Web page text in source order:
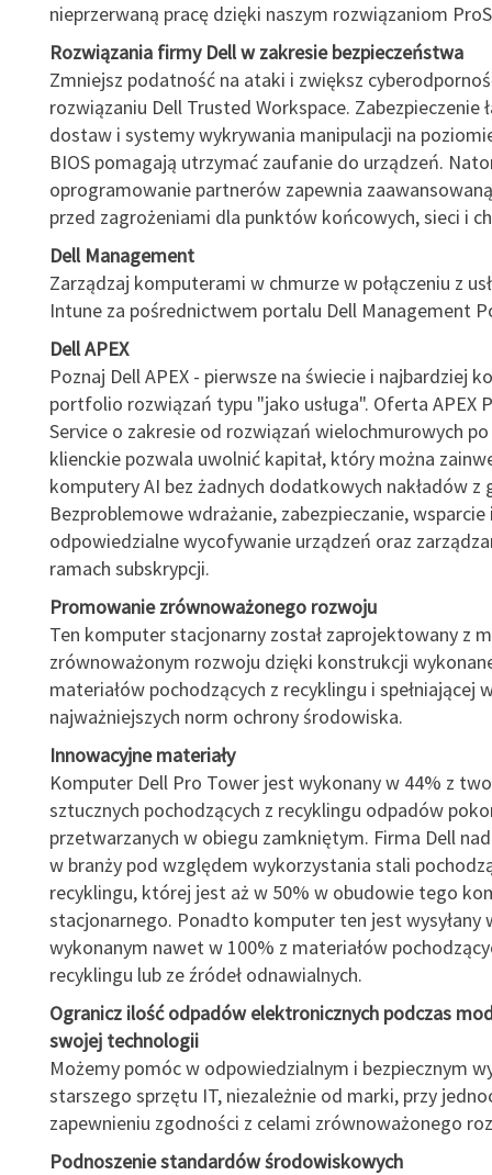
nieprzerwaną pracę dzięki naszym rozwiązaniom
Rozwiązania firmy Dell w zakresie bezpieczeństwa
Zmniejsz podatność na ataki i zwiększ
rozwiązaniu Dell Trusted Workspace. Zabezpieczenie
dostaw i systemy wykrywania manipulacji na
BIOS pomagają utrzymać zaufanie do urządzeń.
oprogramowanie partnerów zapewnia
przed zagrożeniami dla punktów końcowych, sieci i
Dell Management
Zarządzaj komputerami w chmurze w połączeniu z
Intune za pośrednictwem portalu Dell Management
Dell APEX
Poznaj Dell APEX - pierwsze na świecie i najbardziej
portfolio rozwiązań typu "jako usługa". Oferta APEX
Service o zakresie od rozwiązań wielochmurowych
klienckie pozwala uwolnić kapitał, który można
komputery AI bez żadnych dodatkowych nakładów z
Bezproblemowe wdrażanie, zabezpieczanie, wsparcie
odpowiedzialne wycofywanie urządzeń oraz
ramach subskrypcji.
Promowanie zrównoważonego rozwoju
Ten komputer stacjonarny został zaprojektowany z
zrównoważonym rozwoju dzięki konstrukcji
materiałów pochodzących z recyklingu i spełniającej
najważniejszych norm ochrony środowiska.
Innowacyjne materiały
Komputer Dell Pro Tower jest wykonany w 44% z
sztucznych pochodzących z recyklingu odpadów
przetwarzanych w obiegu zamkniętym. Firma Dell
w branży pod względem wykorzystania stali
recyklingu, której jest aż w 50% w obudowie tego
stacjonarnego. Ponadto komputer ten jest wysyłany
wykonanym nawet w 100% z materiałów
recyklingu lub ze źródeł odnawialnych.
Ogranicz ilość odpadów elektronicznych podczas
swojej technologii
Możemy pomóc w odpowiedzialnym i bezpiecznym
starszego sprzętu IT, niezależnie od marki, przy
zapewnieniu zgodności z celami zrównoważonego
Podnoszenie standardów środowiskowych